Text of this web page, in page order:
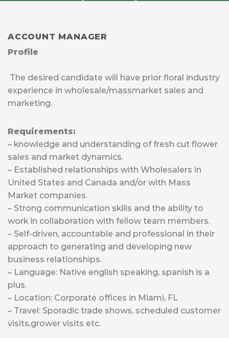
wholesalers and mass marketers into the
organization provides for continuous personal
and professional growth in many areas of the
company. We welcome and invite you to
ACCOUNT MANAGER
Profile
The desired candidate will have prior floral industry
experience in wholesale/massmarket sales and
marketing.
Requirements:
– knowledge and understanding of fresh cut flower
sales and market dynamics.
– Established relationships with Wholesalers in
United States and Canada and/or with Mass
Market companies.
– Strong communication skills and the ability to
work in collaboration with fellow team members.
– Self-driven, accountable and professional in their
approach to generating and developing new
business relationships.
– Language: Native english speaking, spanish is a
plus.
– Location: Corporate offices in Miami, FL
– Travel: Sporadic trade shows, scheduled customer
visits,grower visits etc.